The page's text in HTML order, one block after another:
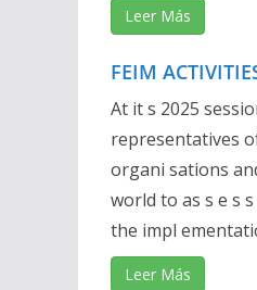
Leer Más
FEIM
At it s 2025
representatives
organi sations
world to as s e s
the impl
Leer Más